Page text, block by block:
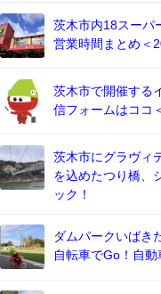
茨木市内18スーパ
営業時間まとめ＜
茨木市で開催する
信フォームはココ
茨木市にグラヴィ
を込めたつり橋、
ック！
ダムパークいばき
自転車でGo！自